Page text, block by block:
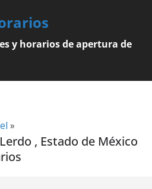
y horarios de apertura de
»
, Estado de México